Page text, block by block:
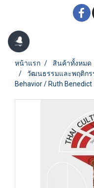
หน้าแรก สินค้าทั้งหมด
วัฒนธรรมและพฤติกร
Behavior / Ruth Benedict